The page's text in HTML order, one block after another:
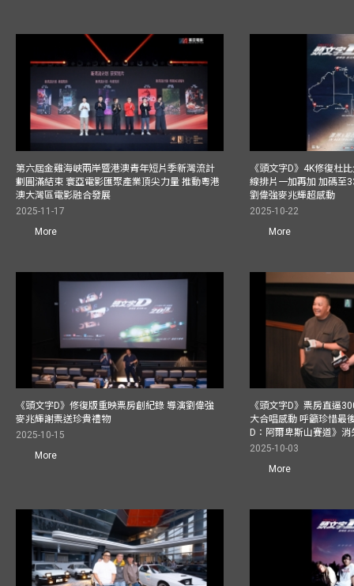
第六屆金雞海峽兩岸暨港澳青年短片季新灣流計
劃圓滿結束 寰亞電影匯聚產業頂尖力量 推動粵港
澳大灣區電影融合發展
2025-11-17
More
《頭文字D》4K修復杜
線排片一加再加 加碼至
劉偉強麥兆輝超感動
2025-10-22
More
《頭文字D》修復版重映票房創紀錄 導演劉偉強
麥兆輝謝票送珍貴禮物
2025-10-15
More
《頭文字D》票房直逼
大合唱感動 呼籲珍惜最
D：阿爾卑斯山賽道》消
2025-10-03
More